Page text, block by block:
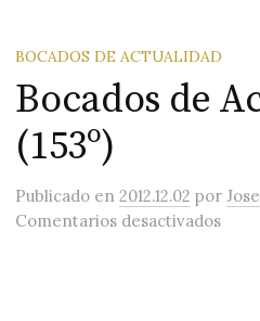
BOCADOS DE ACTUALIDAD
Bocados de
(153º)
Publicado en2012.12.02 por
Comentarios desactivadosen